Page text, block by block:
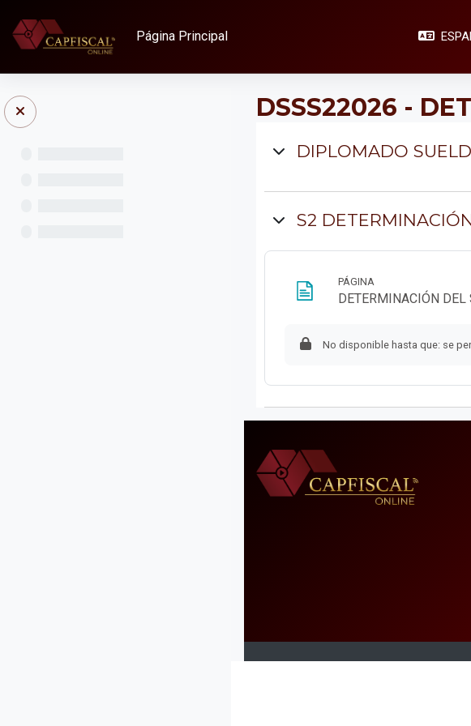
Página Principal
DSSS22026 -
Diagrama de
DIPLOMADO
S2
PÁGINA
DETERMINACIÓN
No disponible hasta que: se